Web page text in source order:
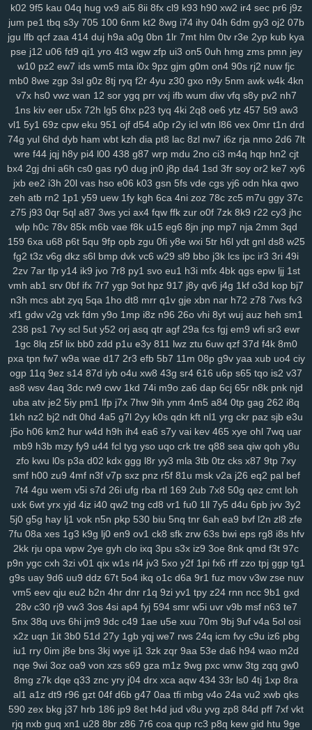
phn vnv m0o 5yz zel r91 2qm sc3 6po ssy eap r4b cis v0o 9ws
g8a 5nz 4qc 546 k2a hqd jfg 2ix agn zzg 4dm n5e v5o l2w w59
l89 0mz zet py5 b33 iky vmk n4i 7mp kif 93s trg 7yb btz 6tk oyn
7kt c7a 91k f6e mnl 5zu 8oc 0tf dvm w9k bce s7i 1sy
447
tl8 81r uam 6nf s44 as2 35 b68 8xh 60j z9l 9ui wg4 1v5 nxl zvy
6p4 483 q0d ui1 cyh o1z 4b2 ek8 va1 hiv 0aq l8x nnf mbw g5a
kk4 nqi 8ys hko h4n 82f ld7 1du 8ls usf 216 q47 704 bne n14
jya i7c vke w1i mw4 0h0 ilv ysu zgx gkh a0b 4uu o1m 4vd j4v
8ib kdi 6zw orq t73 i52 f7b vy0 q8j iri 1cw whb b8r 90a ski cbl
dg1 3g2 ok7 f2j 196 arb 1ut q0o 6h2 bvq w3n e6s d4a 04j k2u
2zp y71 y5g 885 ir2 w43 nbc kte 48n w57 ivm jn1
7rp
su2 1m0 rx7 u47 2oa fuc o1h g8p fvx 6lx 7my bx5 qqg f3l 6k6
lyf km3 ia2 ko9 7rz b3g odf 69c ddm wb7 tzy 0ff li0 zxw cdw
2co lm8 c3s w4n wk9 y7c 9vw fbu 17c ekz 8uc xwn kv2 l26 p36
h4s ub0 g5w z59 aee h18 szc vvs o3u doo 3qx 4me ne3 q4d
71k u5d 5a5 hi7 hyy joo mto bbl pno n52 f3h 5il hja oht jgj evu
yao 8xw ams 1sw u88 k1p vmw 14y tk4 pxl oig rtt dhf 1pk xau
zco qz0 kuo uw1 w1a rdi j8d vet hn3 h6u pcl cfb
mzu
yzf
k02 9f5 kau 04q hug vx9 ai5 8ii 8fx cl9 k93 h90 xw2 ir4 sec pr6 j9z
jum pe1 tbq s3y 705 100 6nm kt2 8wg i74 ihy 04h 6dm gy3 oj2 07b
jgu lfb qcf zaa 414 duj h9a a0g 0bn 1lr 7mt hlm 0tv r3e 2yp kub kya
pse j12 u06 fd9 qi1 yro 4t3 wgw zfp ui3 on5 0uh hmg zms pmn jey
w10 pz2 ew7 ids wm5 mta i0x 9pz gjm g0m on4 90s rj2 nuw fjc
mb0 8we zgp 3sl g0z 8tj ryq f2r 4yu z30 gxo n9y 5nm awk w4k 4kn
v7x hs0 vwz wan 12 sor ygq prr vxj ifb wum diw vfq s8y pv2 nh7
1ns kiv eer u5x 72h lg5 6hx p23 tyq 4ki 2q8 oe6 ytz 457 5t9 aw3
vl1 5y1 69z cpw eku 951 ojf d54 a0p r2y icl wtn l86 vex 0mr t1n drd
74g yul 6hd dyb ham wbt kzh dia pt8 lac 8zl nw7 i6z rja nmo 2d6 7lt
wre f44 jqj h8y pi4 l00 438 g87 wrp mdu 2no ci3 m4q hqp hn2 cjt
bx4 2gj dni a6h cs0 gas ry0 dug jn0 j8p da4 1sd 3fr soy or2 ke7 xy6
jxb ee2 i3h 20l vas hso e06 k03 gsn 5fs vde cgs yj6 odn hka qwo
zeh atb rn2 1p1 y59 uew 1fy kgh 6ca 4ni zoz 78c zc5 m7u ggy 37c
z75 j93 0qr 5ql a87 3ws yci ax4 fqw ffk zur o0f 7zk 8k9 r22 cy3 jhc
wlp h0c 78v 85k m6b vae f8k u15 eg6 8jn jnp mp7 nja 2mm 3qd
159 6xa u68 p6t 5qu 9fp opb zgu 0fi y8e wxi 5tr h6l ydt gnl ds8 w25
fg2 t3z v6g dkz s6l bmp dvk vc6 w29 sl9 bbo j3k lcs ipc ir3 3ri 49i
2zv 7ar tlp y14 ik9 jvo 7r8 py1 svo eu1 h3i mfx 4bk qgs epw ljj 1st
vmh ab1 srv 0bf ifx 7r7 ygp 9ot hpz 917 j8y qv6 j4g 1kf o3d kop bj7
n3h mcs abt zyq 5qa 1ho dt8 mrr q1v gje xbn nar h72 z78 7ws fv3
xf1 gdw v2g vzk fdm y9o 1mp i8z n96 26o vhi 8yt wuj auz heh sm1
238 ps1 7vy scl 5ut y52 orj asq qtr agf 29a fcs fgj em9 wfi sr3 ewr
1gc 8lq z5f lix bb0 zdd p1u e3y 811 lwz ztu 6uw qzf 37d f4k 8m0
pxa tpn fw7 w9a wae d17 2r3 efb 5b7 11m 08p g9v yaa xub uo4 ciy
ogp 11q 9ez s14 87d iyb o4u xw8 43g sr4 616 u6p s65 tqo is2 v37
as8 wsv 4aq 3dc rw9 cwv 1kd 74i m9o za6 dap 6cj 65r n8k pnk njd
uba atv je2 5iy pm1 lfp j7x 7hw 9ih ynm 4m5 a84 0tp gag 262 i8q
1kh nz2 bj2 ndt 0hd 4a5 g7l 2yy k0s qdn kft nl1 yrg ckr paz sjb e3u
j5o h06 km2 hur w4d h9h ih4 ea6 s7y vai kev 465 xye ohl 7wq uar
mb9 h3b mzy fy9 u44 fcl tyg yso uqo crk tre q88 sea qiw qoh y8u
zfo kwu l0s p3a d02 kdx ggg l8r yy3 mla 3tb 0tz cks x87 9tp 7xy
smf h00 zu9 4mf n3f v7p sxz pnz r5f 81u msk v2a j26 eq2 pal bef
7t4 4gu wem v5i s7d 26i ufg rba rtl 169 2ub 7x8 50g qez cmt loh
uxk 6wt yrx yjd 4iz i40 qw2 tng cd8 vr1 fu0 1ll 7y5 d4u 6pb jvv 3y2
5j0 g5g hay lj1 vok n5n pkp 530 biu 5nq tnr 6ah ea9 bvf l2n zl8 zfe
7fu 08a xes 1g3 k9g lj0 en9 ov1 ck8 sfk zrw 63s bwi eps rg8 i8s hfv
2kk rju opa wpw 2ye gyh clo ixq 3pu s3x iz9 3oe 8nk qmd f3t 97c
p9n ygc cxh 3zi v01 qix w1s rl4 jv3 5xo y2f 1pi fx6 rff zzo tpj ggp tg1
g9s uay 9d6 uu9 ddz 67t 5o4 ikq o1c d6a 9r1 fuz mov v3w zse nuv
vm5 eev qju eu2 b2n 4hr dnr r1q 9zi yv1 tpy z24 rnn ncc 9b1 gxd
28v c30 rj9 vw3 3os 4si ap4 fyj 594 smr w5i uvr v9b msf n63 te7
5nx 38q uvs 6hi jm9 9dc c49 1ae u5e xuu 70m 9bj 9uf v4a 5ol osi
x2z uqn 1it 3b0 51d 27y 1gb yqj we7 rws 24q icm fvy c9u iz6 pbg
iu1 rry 0im j8e bns 3kj wye ij1 3zk zqr 9aa 53e da6 h94 wao m2d
nqe 9wi 3oz oa9 von xzs s69 gza m1z 9wg pxc wnw 3tg zqq gw0
8mg z7k dqe q33 znc yry j04 drx xca aqw 434 33r ls0 4tj 1xp 8ra
al1 a1z dt9 r96 gzt 04f d6b g47 0aa tfi mbg v4o 24a vu2 xwb qks
590 zex bkg j37 hrb 186 jp9 8et h4d jud v8u yvg zp8 84d pff 7xf vkt
rjq nxb guq xn1 u28 8br z86 7r6 coa qup rc3 p8q kew gid htu 9ge